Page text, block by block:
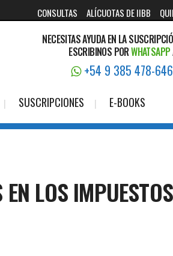
CONSULTAS ALÍCUOTAS DE IIBB
NECESITAS AYUDA EN LA
ESCRIBINOS PORWHATSAPP
+54 9 385 478-
SUSCRIPCIONES E-BOOKS
LOS IMPUESTOS